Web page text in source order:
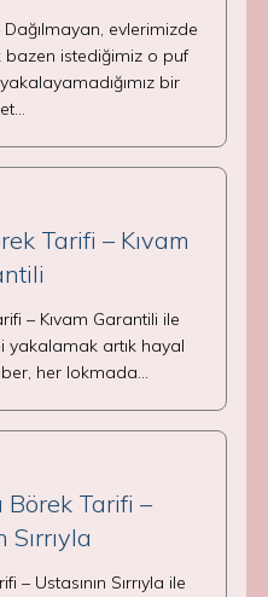
evlerimizde
bazen istediğimiz o puf
bir
Tarifi – Kıvam
– Kıvam Garantili ile
yakalamak artık hayal
her lokmada…
Tarifi –
Sırrıyla
– Ustasının Sırrıyla ile